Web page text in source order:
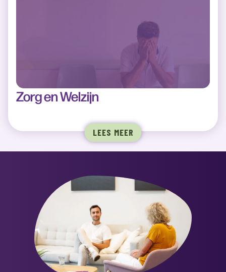
Zorg en Welzijn
LEES MEER